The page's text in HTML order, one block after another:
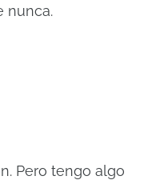
nunca.
Pero tengo algo